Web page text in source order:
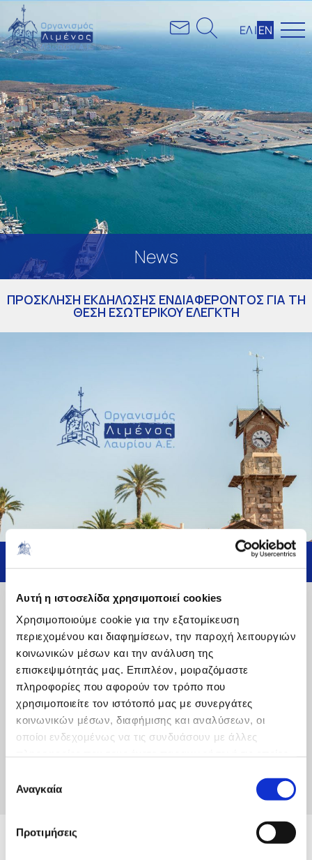
Αυτή η ιστοσελίδα χρησιμοποιεί cookies
Χρησιμοποιούμε cookie για την εξατομίκευση
περιεχομένου και διαφημίσεων, την παροχή λειτουργιών
κοινωνικών μέσων και την ανάλυση της
επισκεψιμότητάς μας. Επιπλέον, μοιραζόμαστε
πληροφορίες που αφορούν τον τρόπο που
χρησιμοποιείτε τον ιστότοπό μας με συνεργάτες
κοινωνικών μέσων, διαφήμισης και αναλύσεων, οι
οποίοι ενδεχομένως να τις συνδυάσουν με άλλες
των υπηρεσιών τους.
συγκατάθεσης
Αναγκαία
Προτιμήσεις
ΕΛ|ΕΝ
News
ΠΡΟΣΚΛΗΣΗ ΕΚΔΗΛΩΣΗΣ ΕΝΔΙΑΦΕΡΟΝΤΟΣ ΓΙΑ ΤΗ
ΘΕΣΗ ΕΣΩΤΕΡΙΚΟΥ ΕΛΕΓΚΤΗ
BACK
ΠΡΟΣΚΛΗΣΗ ΕΚΔΗΛΩΣΗΣ ΕΝΔΙΑΦΕΡΟΝΤΟΣ
ΓΙΑ ΤΗ ΘΕΣΗ ΕΣΩΤΕΡΙΚΟΥ ΕΛΕΓΚΤΗ
Κάντε κλικ για να κατεβάσετε το αρχείο